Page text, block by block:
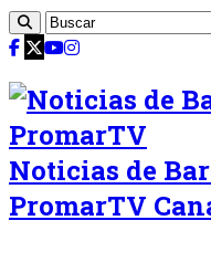
Noticias de
PromarTV